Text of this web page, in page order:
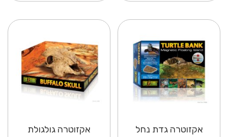
אקזוטרה גדת נחל
אקזוטרה גולגולת